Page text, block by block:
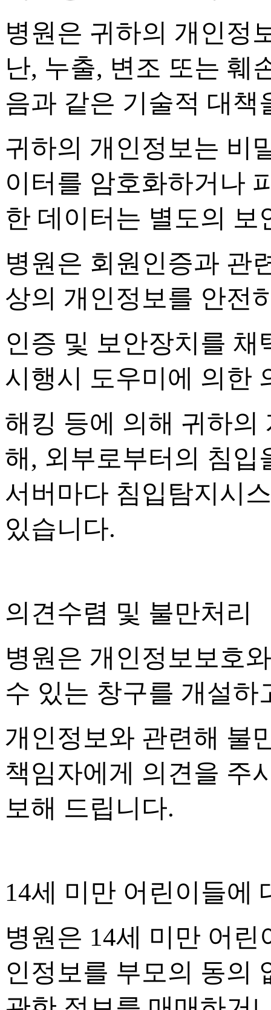
병원은 귀하의 개인정
난, 누출, 변조 또는 훼
음과 같은 기술적 대
귀하의 개인정보는 비
이터를 암호화하거나
한 데이터는 별도의
병원은 회원인증과 관
상의 개인정보를 안전
인증 및 보안장치를
시행시 도우미에 의한
해킹 등에 의해 귀하의
해, 외부로부터의 침입
서버마다 침입탐지시
있습니다.
의견수렴 및 불만처리
병원은 개인정보보호
수 있는 창구를 개설하
개인정보와 관련해 불
책임자에게 의견을 주
보해 드립니다.
14세 미만 어린이들에
병원은 14세 미만 어린
인정보를 부모의 동의